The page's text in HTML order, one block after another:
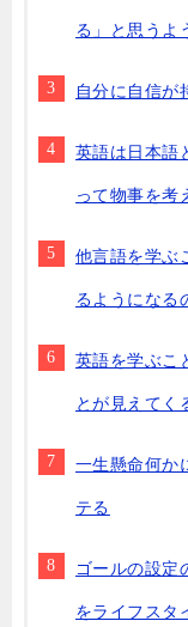
る」と思うよ
自分に自信が
英語は日本語
って物事を考
他言語を学ぶ
るようになる
英語を学ぶこ
とが見えてく
一生懸命何か
テる
ゴールの設定
をライフスタ